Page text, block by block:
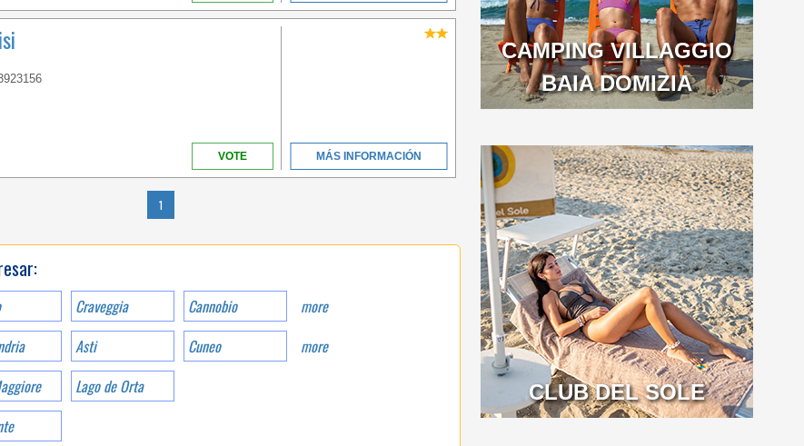
VOTE MÁS INFORMACIÓN
1
Craveggia Cannobio
more
Asti Cuneo
more
Lago de Orta
CAMPING VILLAGGIO
BAIA DOMIZIA
EASY SUMMER OFFER:
BEACH INCLUDED IN
CLUB DEL SOLE